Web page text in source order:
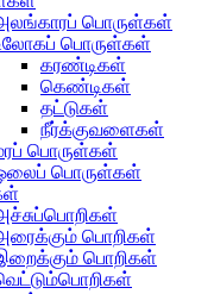
பொருள்கள்
பொருள்கள்
கரண்டிகள்
கெண்டிகள்
தட்டுகள்
நீர்க்குவளைகள்
பொருள்கள்
பொருள்கள்
பொறிகள்
பொறிகள்